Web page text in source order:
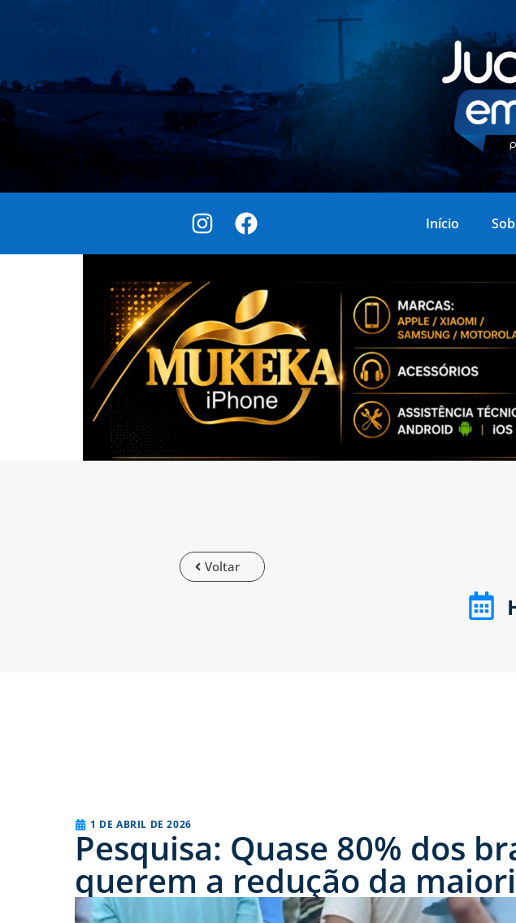
Início
Voltar
1 DE ABRIL DE 2026
Pesquisa: Quase 80% dos
querem a redução da